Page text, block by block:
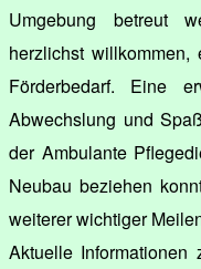
Umgebung betreut
herzlichst
Förderbedarf. Eine
Abwechslung und
der Ambulante
Neubau beziehen
weiterer wichtiger
Aktuelle